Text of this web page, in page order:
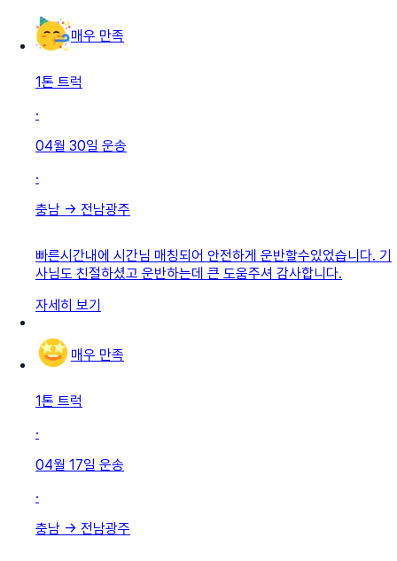
매우 만족
1톤 트럭
·
04월 30일 운송
·
충남 → 전남광주
빠른시간내에 시간님 매칭되어 안전하게 운반할수있었습니다. 기
사님도 친절하셨고 운반하는데 큰 도움주셔 감사합니다.
자세히 보기
매우 만족
1톤 트럭
·
04월 17일 운송
·
충남 → 전남광주